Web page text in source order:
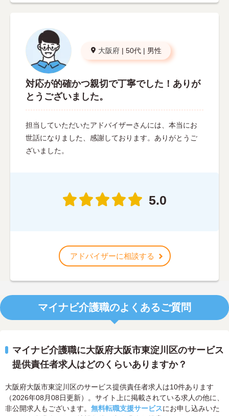
大阪府 | 50代 | 男性
対応が的確かつ親切で丁寧でした！ありが
とうございました。
担当していただいたアドバイザーさんには、本当にお
世話になりました、感謝しております。ありがとうご
ざいました。
5.0
アドバイザーに相談する
マイナビ介護職のよくあるご質問
マイナビ介護職に大阪府大阪市東淀川区のサービス
提供責任者求人はどのくらいありますか？
大阪府大阪市東淀川区のサービス提供責任者求人は10件あります
（2026年08月08日更新）。サイト上に掲載されている求人の他に、
非公開求人もございます。 無料転職支援サービスにお申し込みいた